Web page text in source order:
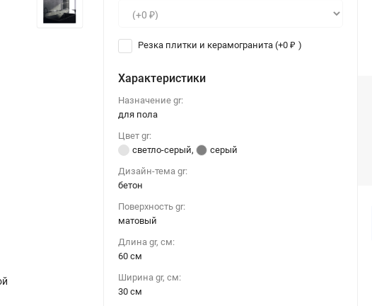
Керамогранит Kerama Marazzi Лофт серый 60x60 обрезной
Резка плитки и керамогранита (+0₽ )
Характеристики
Назначение gr:
для пола
Цвет gr:
светло-серый,
серый
Дизайн-тема gr:
бетон
Поверхность gr:
матовый
Длина gr, см:
60 см
Ширина gr, см:
30 см